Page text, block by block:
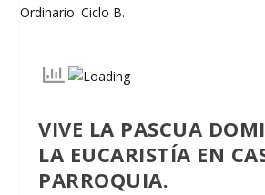
VIVE LA PASCUA
LA EUCARISTÍA EN
PARROQUIA.